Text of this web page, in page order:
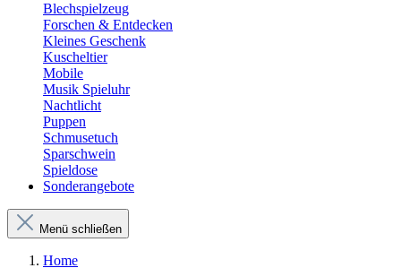
Blechspielzeug
Forschen & Entdecken
Kleines Geschenk
Kuscheltier
Mobile
Musik Spieluhr
Nachtlicht
Puppen
Schmusetuch
Sparschwein
Spieldose
Sonderangebote
Menü schließen
Home